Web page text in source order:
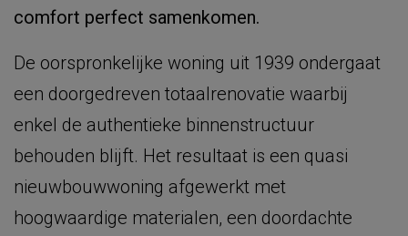
comfort perfect samenkomen.
De oorspronkelijke woning uit 1939 ondergaat
een doorgedreven totaalrenovatie waarbij
enkel de authentieke binnenstructuur
behouden blijft. Het resultaat is een quasi
nieuwbouwwoning afgewerkt met
hoogwaardige materialen, een doordachte